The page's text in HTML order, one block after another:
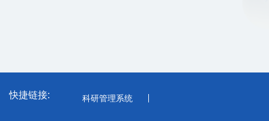
快捷链接: 科研管理系统